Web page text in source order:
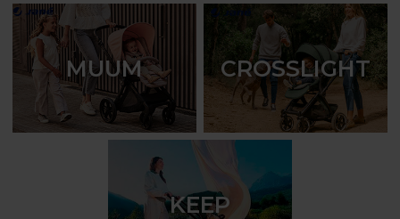
MUUM CROSSLIGHT
KEEP